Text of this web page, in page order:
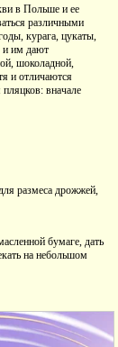
в Польше и ее
различными
курага, цукаты,
и им дают
шоколадной,
и отличаются
вначале
размеса дрожжей,
бумаге, дать
на небольшом